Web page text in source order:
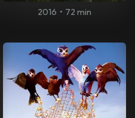
2016 • 72 min